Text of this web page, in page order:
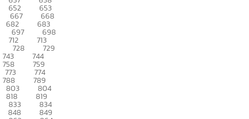
652 653
667 668
682 683
697 698
712 713
728 729
743 744
758 759
773 774
788 789
803 804
818 819
833 834
848 849